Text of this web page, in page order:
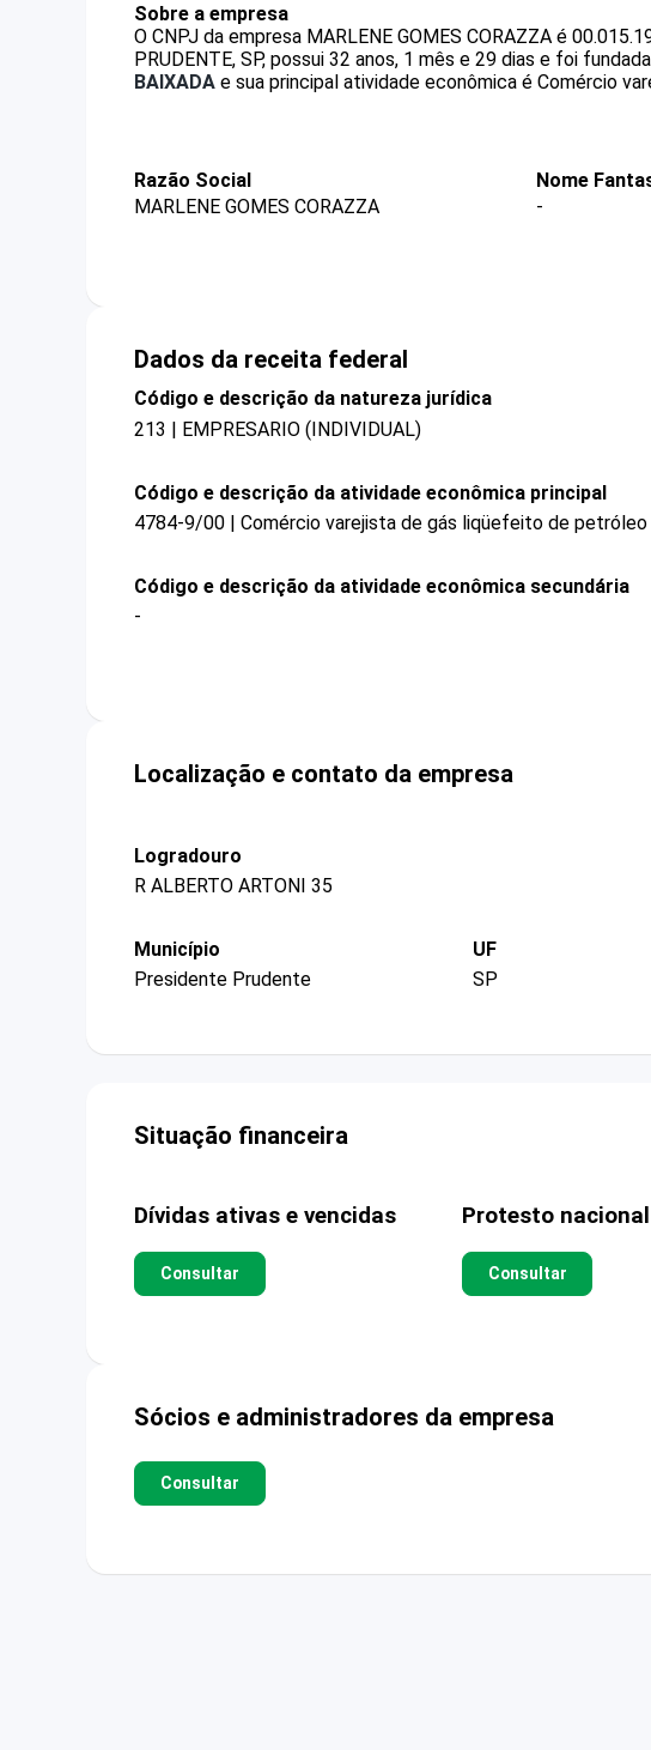
Sobre a empresa
O CNPJ da empresa MARLENE GOMES CORAZZA é
PRUDENTE, SP, possui 32 anos, 1 mês e 29 dias e foi
BAIXADA e sua principal atividade econômica é Comércio
Razão Social
MARLENE GOMES CORAZZA
Nome
-
Dados da receita federal
Código e descrição da natureza jurídica
213 | EMPRESARIO (INDIVIDUAL)
Código e descrição da atividade econômica principal
4784-9/00 | Comércio varejista de gás liqüefeito de petróleo
Código e descrição da atividade econômica secundária
-
Localização e contato da empresa
Logradouro
R ALBERTO ARTONI 35
Município
Presidente Prudente
UF
SP
Situação financeira
Dívidas ativas e vencidas
Consultar
Protesto nacional
Consultar
Sócios e administradores da empresa
Consultar